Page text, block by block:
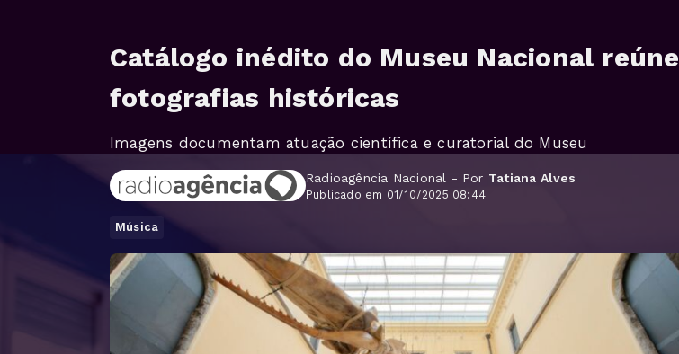
Catálogo inédito do Museu Nacional reúne
fotografias históricas
Imagens documentam atuação científica e curatorial do Museu
Radioagência Nacional - Por Tatiana Alves
Publicado em 01/10/2025 08:44
Música